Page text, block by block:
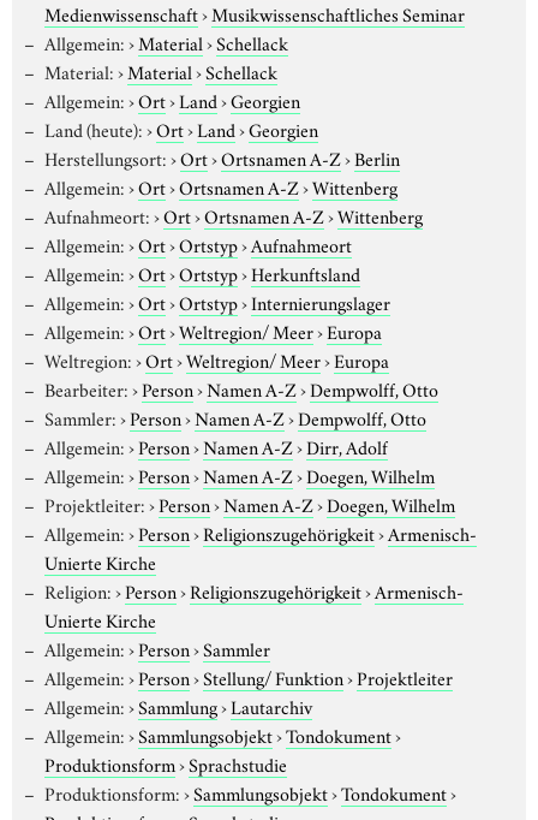
Medienwissenschaft›Musikwissenschaftliches Seminar
Allgemein:›Material›Schellack
Material:›Material›Schellack
Allgemein:›Ort›Land›Georgien
Land (heute):›Ort›Land›Georgien
Herstellungsort:›Ort›Ortsnamen A-Z›Berlin
Allgemein:›Ort›Ortsnamen A-Z›Wittenberg
Aufnahmeort:›Ort›Ortsnamen A-Z›Wittenberg
Allgemein:›Ort›Ortstyp›Aufnahmeort
Allgemein:›Ort›Ortstyp›Herkunftsland
Allgemein:›Ort›Ortstyp›Internierungslager
Allgemein:›Ort›Weltregion/ Meer›Europa
Weltregion:›Ort›Weltregion/ Meer›Europa
Bearbeiter:›Person›Namen A-Z›Dempwolff, Otto
Sammler:›Person›Namen A-Z›Dempwolff, Otto
Allgemein:›Person›Namen A-Z›Dirr, Adolf
Allgemein:›Person›Namen A-Z›Doegen, Wilhelm
Projektleiter:›Person›Namen A-Z›Doegen, Wilhelm
Allgemein:›Person›Religionszugehörigkeit›Armenisch-
Unierte Kirche
Religion:›Person›Religionszugehörigkeit›Armenisch-
Unierte Kirche
Allgemein:›Person›Sammler
Allgemein:›Person›Stellung/ Funktion›Projektleiter
Allgemein:›Sammlung›Lautarchiv
Allgemein:›Sammlungsobjekt›Tondokument›
Produktionsform›Sprachstudie
Produktionsform:›Sammlungsobjekt›Tondokument›